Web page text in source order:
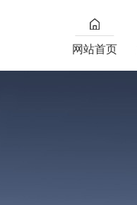
网站首页